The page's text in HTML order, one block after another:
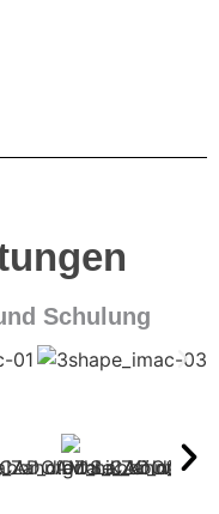
Schulung